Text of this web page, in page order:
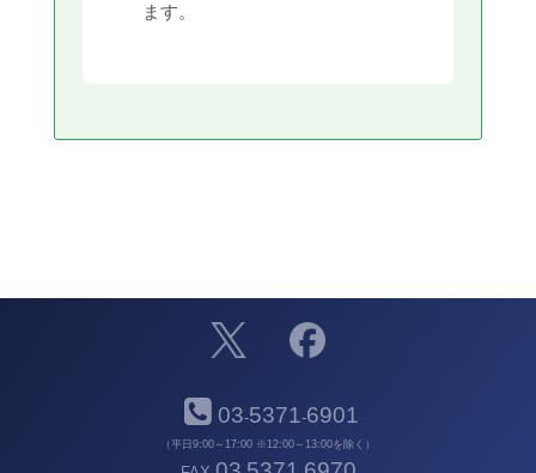
ます。
03-5371-6901
（平日9:00～17:00 ※12:00～13:00を除く）